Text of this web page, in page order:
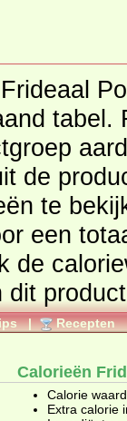
tabel.
de
In onderstaand
dit
| Recepten
Calorieën
Calorie
Extra calorie